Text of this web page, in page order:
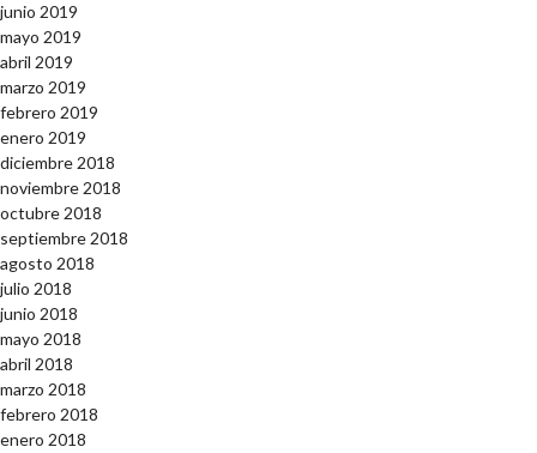
junio 2019
mayo 2019
abril 2019
marzo 2019
febrero 2019
enero 2019
diciembre 2018
noviembre 2018
octubre 2018
septiembre 2018
agosto 2018
julio 2018
junio 2018
mayo 2018
abril 2018
marzo 2018
febrero 2018
enero 2018